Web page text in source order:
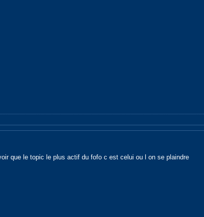
que le topic le plus actif du fofo c est celui ou l on se plaindre